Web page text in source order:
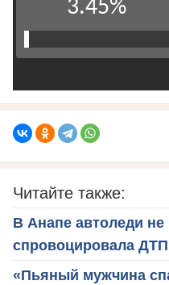
Читайте также:
В Анапе автоледи
спровоцировала
«Пьяный мужчина